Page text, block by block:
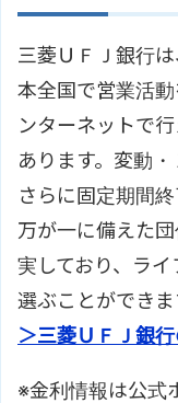
三菱ＵＦＪ銀行
本全国で営業活
ンターネットで
あります。変動
さらに固定期間
万が一に備えた
実しており、ラ
選ぶことができま
＞三菱ＵＦＪ銀
※金利情報は公式